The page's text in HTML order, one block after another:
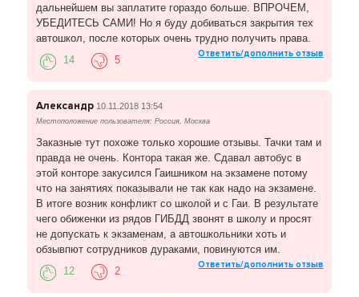
дальнейшем вы заплатите гораздо больше. ВПРОЧЕМ,
УБЕДИТЕСЬ САМИ! Но я буду добиваться закрытия тех
автошкол, после которых очень трудно получить права.
Ответить/дополнить отзыв
14 5
Александр 10.11.2018 13:54
Местоположение пользователя: Россия, Москва
Заказные тут похоже только хорошие отзывы. Тачки там и
правда не очень. Контора такая же. Сдавал автобус в
этой конторе закусился Гаишником на экзамене потому
что на занятиях показывали не так как надо на экзамене.
В итоге возник конфликт со школой и с Гаи. В результате
чего обиженки из рядов ГИБДД звонят в школу и просят
не допускать к экзаменам, а автошкольники хоть и
обзывпют сотрудников дураками, повинуются им.
Ответить/дополнить отзыв
12 2